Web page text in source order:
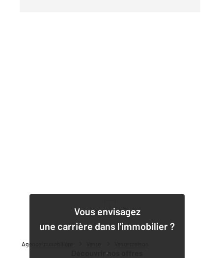
Agence immobilière
Vous envisagez
une carrière dans l'immobilier ?
Découvrir nos offres